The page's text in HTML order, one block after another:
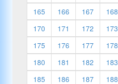
165
166 167 168
170
171 172 173
175
176 177 178
180
181 182 183
185
186 187 188